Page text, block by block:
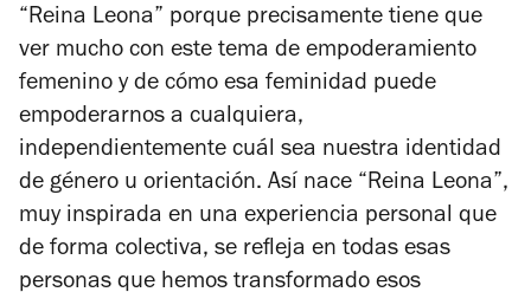
“Reina Leona” porque precisamente tiene que
ver mucho con este tema de empoderamiento
femenino y de cómo esa feminidad puede
empoderarnos a cualquiera,
independientemente cuál sea nuestra identidad
de género u orientación. Así nace “Reina Leona”,
muy inspirada en una experiencia personal que
de forma colectiva, se refleja en todas esas
personas que hemos transformado esos